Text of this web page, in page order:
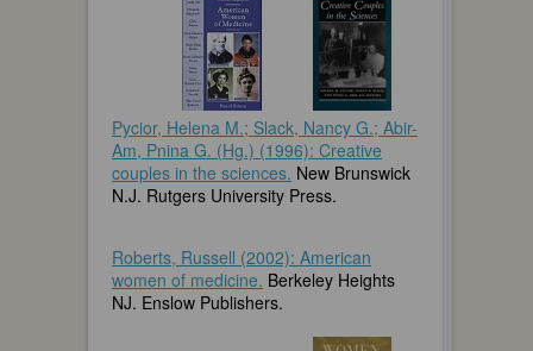
Pycior, Helena M.; Slack, Nancy G.; Abir-
Am, Pnina G. (Hg.) (1996): Creative
couples in the sciences. New Brunswick
N.J. Rutgers University Press.
Roberts, Russell (2002): American
women of medicine. Berkeley Heights
NJ. Enslow Publishers.